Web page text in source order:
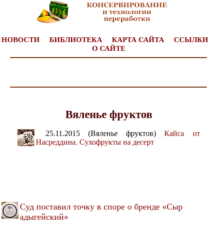
НОВОСТИ БИБЛИОТЕКА КАРТА САЙТА
ССЫЛКИ
О САЙТЕ
Вяленье фруктов
25.11.2015 (Вяленье фруктов)Кайса от
Насреддина. Сухофрукты на десерт
Суд поставил точку в споре о бренде «Сыр
адыгейский»